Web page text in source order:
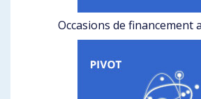
Occasions de financement